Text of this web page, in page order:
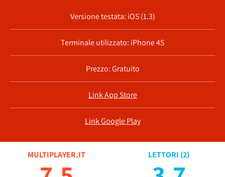
Versione testata: iOS (1.3)
Terminale utilizzato: iPhone 4S
Prezzo: Gratuito
Link App Store
Link Google Play
MULTIPLAYER.IT LETTORI (2)